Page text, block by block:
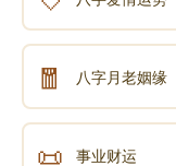
🧧 八字月老姻缘
📜 事业财运